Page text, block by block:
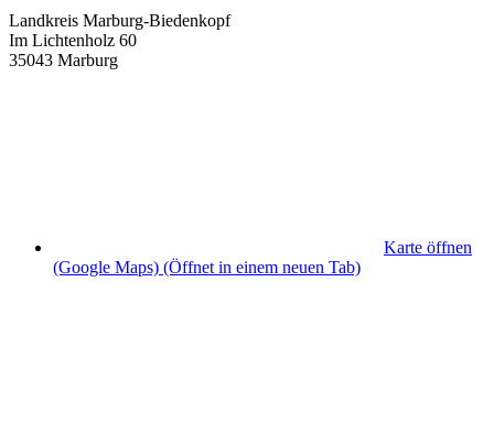
Landkreis Marburg-Biedenkopf
Im Lichtenholz 60
35043 Marburg
Karte öffnen
(Google Maps) (Öffnet in einem neuen Tab)